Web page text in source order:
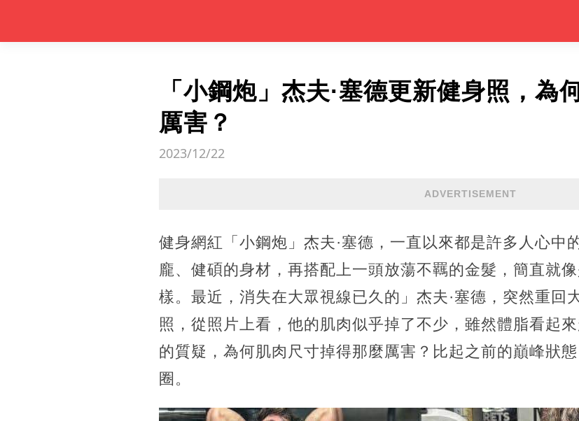
「小鋼炮」杰夫·塞德更新健身照，為
厲害？
2023/12/22
ADVERTISEMENT
健身網紅「小鋼炮」杰夫·塞德，一直以來都是許多人心中
龐、健碩的身材，再搭配上一頭放蕩不羈的金髮，簡直就
樣。最近，消失在大眾視線已久的」杰夫·塞德，突然重回
照，從照片上看，他的肌肉似乎掉了不少，雖然體脂看起
的質疑，為何肌肉尺寸掉得那麼厲害？比起之前的巔峰狀
圈。